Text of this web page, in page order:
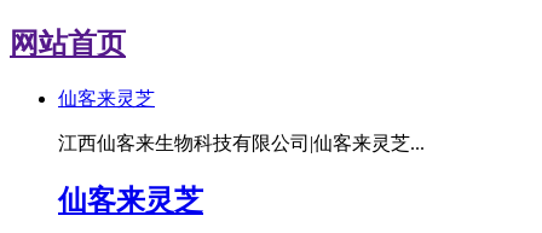
网站首页
仙客来灵芝
江西仙客来生物科技有限公司|仙客来灵芝...
仙客来灵芝